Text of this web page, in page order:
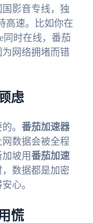
影音专线，独
高速。比如你在
同时在线，番茄
网络拥堵而错
虑
。 番茄加速器
数据会被全程
坡用番茄加速
数据都是加密
心。
慌